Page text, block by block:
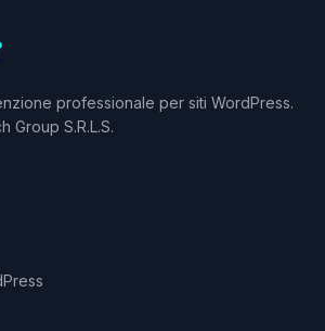
professionale per siti WordPress.
Group S.R.L.S.